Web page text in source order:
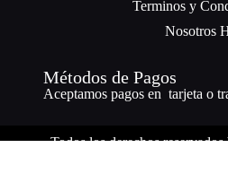
Terminos y
Nosotros
Métodos de Pagos
Aceptamos pagos en tarjeta o
Todos los derechos